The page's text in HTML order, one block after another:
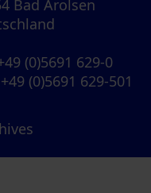
Bad Arolsen
(0)5691 629-0
(0)5691 629-501